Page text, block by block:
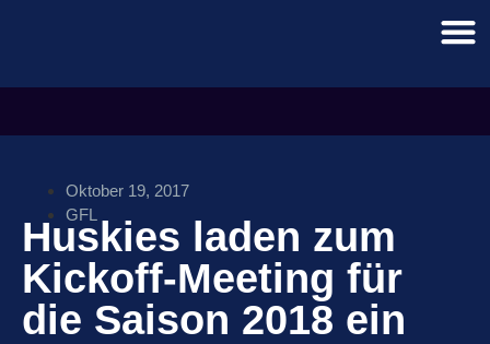
Oktober 19, 2017
GFL
Huskies laden zum
Kickoff-Meeting für
die Saison 2018 ein